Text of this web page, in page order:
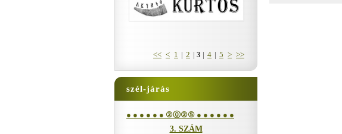
<< < 1 2 3 4 5 > >>
szél-járás
● ● ● ● ● ● ②⓪②⑤ ● ● ● ● ● ●
3. SZÁM